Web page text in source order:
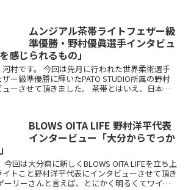
ムンジアル茶帯ライトフェザー級
準優勝・野村優眞選手インタビュ
感じられるもの」
村です。 今回は先月に行われた世界柔術選手
ー級準優勝に輝いたPATO STUDIO所属の野村
ーさせて頂きました。 茶帯とはいえ、日本と
BLOWS OITA LIFE 野村洋平代表
インタービュー「大分からでっか
回は大分県に新しくBLOWS OITA LIFEを立ち上
トこと野村洋平代表にインタビューさせて頂き
ーリーさんと言えば、とにかく明るくてワイル